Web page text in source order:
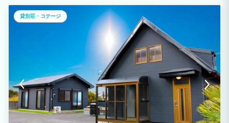
野菜が堪能できます。 多くの移住希望者に注目され、移住したい田舎ベストランキン
グで８年連続第一位の場所です。 また、MALAMA MONSTERAのある大原台は、とて
も静かな別荘地であり、都会の喧騒から離れて、リラックスできる場所です。 観葉
植物に囲まれたお部屋でお庭を眺めながら、鳥のさえずりを聞きながら、ゆったりとし
た時間をお過ごしください。 ☆いすみ市の食材を使った創作和懐石”とく竹”とのコラ
ボがございます。 ディナーコース（11000円）をご予約の方でお酒を飲まれる方は、
無料送迎を致します。 翌朝のおにぎり、お味噌汁、卵焼きを、とく竹からサービス致
します。 ☆Crowd Chef（出張シェフ）のご用意もございますので、お気軽にご相談下
さい。 チェックインの際に鍵を直接お渡しさせていただきますので、安心してお越
しください。 皆様のお越しを心よりお待ちしております。 ＜名前の由来＞
MALAMA MONSTERAのMALANA（マラマ）、とは「思いやりの心」を意味するハワ
イ語です。また、MONSTERA（モンステラ）は大きくなるにつれて葉が割れてくるの
が特徴的で、大きな葉の切れ込みから差す光は「希望の光を導く」と言われ、縁起の良
い観葉植物とされています。 「嬉しい出会い」というMONSTERAの花言葉は、希望
になるような良い人間関係や良い出会いをもたらしてくれるという意味があります。そ
のような出会いがゲスト様と私たちに訪れることを願い、「MALAMA MONSTERA」
貸別荘・コテージ